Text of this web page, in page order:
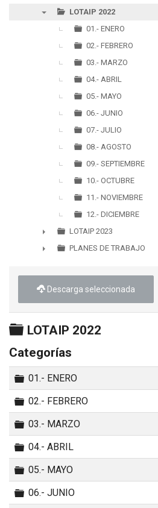
►
LOTAIP 2022
01.- ENERO
02.- FEBRERO
03.- MARZO
04.- ABRIL
05.- MAYO
06.- JUNIO
07.- JULIO
08.- AGOSTO
09.- SEPTIEMBRE
10.- OCTUBRE
11.- NOVIEMBRE
12.- DICIEMBRE
►
LOTAIP 2023
PLANES DE TRABAJO
Descarga seleccionada
Carpeta
LOTAIP 2022
Categorías
Carpeta
01.- ENERO
Carpeta
02.- FEBRERO
Carpeta
03.- MARZO
Carpeta
04.- ABRIL
Carpeta
05.- MAYO
Carpeta
06.- JUNIO